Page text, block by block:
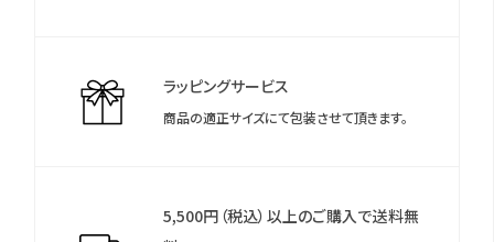
ラッピングサービス
商品の適正サイズにて包装させて頂きます。
5,500円（税込）以上のご購入で送料無